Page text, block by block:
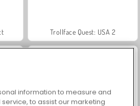
Trollface Quest: USA 2
information to measure and
to assist our marketing